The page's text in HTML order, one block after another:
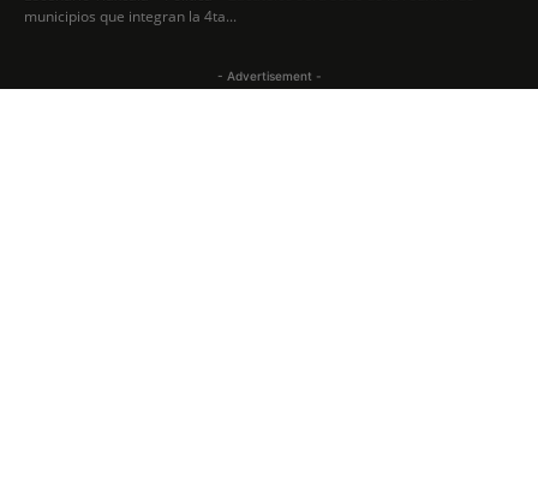
municipios que integran la 4ta...
- Advertisement -